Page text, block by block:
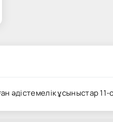
әдістемелік